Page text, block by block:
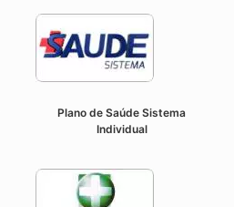
Plano de Saúde Sistema
Individual